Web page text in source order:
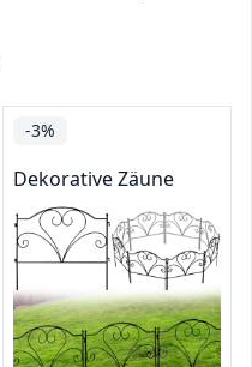
-3%
Dekorative Zäune